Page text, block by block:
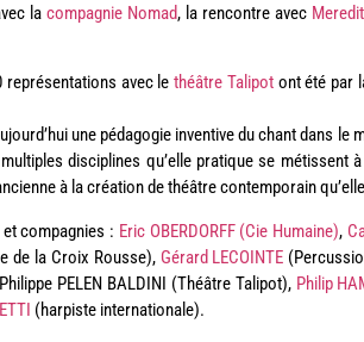
la compagnie Nomad, la rencontre avec
représentations avec lethéâtre Talipotont été par
une pédagogie inventive du chant dans
disciplines qu’elle pratique se
à la création de théâtre contemporain
compagnies : Eric OBERDORFF (Cie Humaine),
de la Croix Rousse), Gérard LECOINTE
PELEN BALDINI (Théâtre Talipot), Philip
(harpiste internationale).